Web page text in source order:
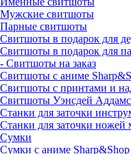
Мужские свитшоты
Парные свитшоты
Свитшоты в подарок для
Свитшоты в подарок для
- Свитшоты на заказ
Свитшоты с аниме
Свитшоты с принтами и
Свитшоты Уэнсдей Аддамс
Станки для заточки
Станки для заточки
Сумки
Сумки с аниме Sharp&Shop